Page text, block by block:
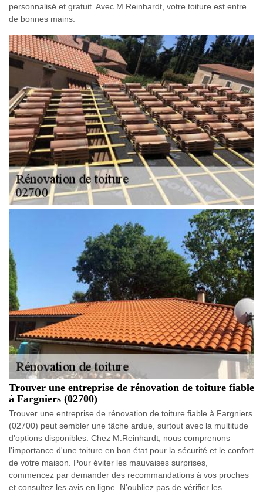
personnalisé et gratuit. Avec M.Reinhardt, votre toiture est entre
de bonnes mains.
Trouver une entreprise de rénovation de toiture fiable
à Fargniers (02700)
Trouver une entreprise de rénovation de toiture fiable à Fargniers
(02700) peut sembler une tâche ardue, surtout avec la multitude
d'options disponibles. Chez M.Reinhardt, nous comprenons
l'importance d'une toiture en bon état pour la sécurité et le confort
de votre maison. Pour éviter les mauvaises surprises,
commencez par demander des recommandations à vos proches
et consultez les avis en ligne. N'oubliez pas de vérifier les